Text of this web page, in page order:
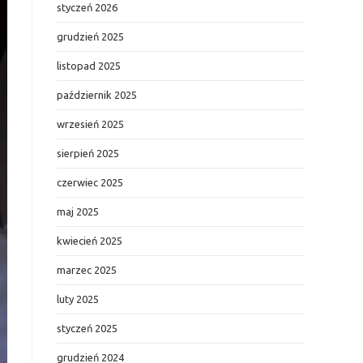
styczeń 2026
grudzień 2025
listopad 2025
październik 2025
wrzesień 2025
sierpień 2025
czerwiec 2025
maj 2025
kwiecień 2025
marzec 2025
luty 2025
styczeń 2025
grudzień 2024